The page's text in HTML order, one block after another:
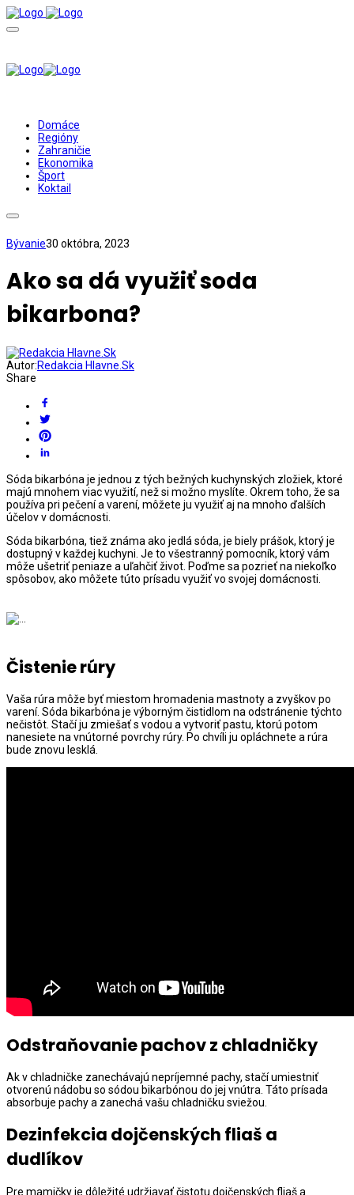
Domáce
Regióny
Zahraničie
Ekonomika
Šport
Koktail
Bývanie30 októbra, 2023
Ako sa dá využiť soda
bikarbona?
Autor:Redakcia Hlavne.Sk
Share
Sóda bikarbóna je jednou z tých bežných kuchynských zložiek, ktoré
majú mnohem viac využití, než si možno myslíte. Okrem toho, že sa
používa pri pečení a varení, môžete ju využiť aj na mnoho ďalších
účelov v domácnosti.
Sóda bikarbóna, tiež známa ako jedlá sóda, je biely prášok, ktorý je
dostupný v každej kuchyni. Je to všestranný pomocník, ktorý vám
môže ušetriť peniaze a uľahčiť život. Poďme sa pozrieť na niekoľko
spôsobov, ako môžete túto prísadu využiť vo svojej domácnosti.
Čistenie rúry
Vaša rúra môže byť miestom hromadenia mastnoty a zvyškov po
varení. Sóda bikarbóna je výborným čistidlom na odstránenie týchto
nečistôt. Stačí ju zmiešať s vodou a vytvoriť pastu, ktorú potom
nanesiete na vnútorné povrchy rúry. Po chvíli ju opláchnete a rúra
bude znovu lesklá.
Odstraňovanie pachov z chladničky
Ak v chladničke zanechávajú nepríjemné pachy, stačí umiestniť
otvorenú nádobu so sódou bikarbónou do jej vnútra. Táto prísada
absorbuje pachy a zanechá vašu chladničku sviežou.
Dezinfekcia dojčenských fliaš a
dudlíkov
Pre mamičky je dôležité udržiavať čistotu dojčenských fliaš a